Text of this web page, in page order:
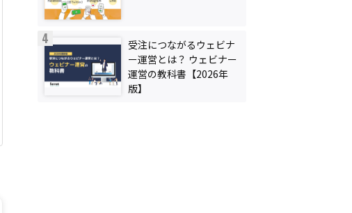
受注につながるウェビナ
ー運営とは？ ウェビナー
運営の教科書【2026年
版】